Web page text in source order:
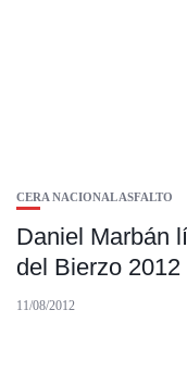
CERA NACIONAL ASFALTO
Daniel Marbán
del Bierzo 2012
11/08/2012